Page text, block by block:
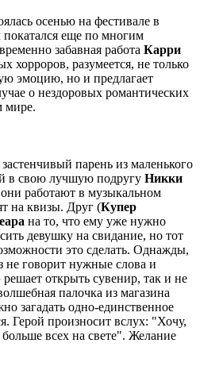
осенью на фестивале в
покатался еще по многим
забавная работа Карри
хорроров, разумеется, не только
эмоцию, но и предлагает
о нездоровых романтических
мире.
парень из маленького
в свою лучшую подругу Никки
работают в музыкальном
на квизы. Друг (Купер
на то, что ему уже нужно
девушку на свидание, но тот
это сделать. Однажды,
не говорит нужные слова и
решает открыть сувенир, так и не
палочка из магазина
загадать одно-единственное
Герой произносит вслух: "Хочу,
всех на свете". Желание